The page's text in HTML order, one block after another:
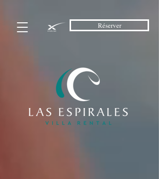
Réserver